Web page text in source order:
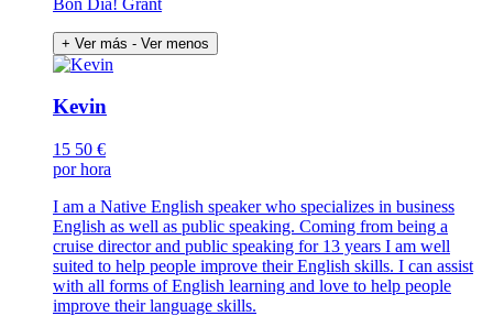
+ Ver más - Ver menos
Kevin
15 50 €
por hora
I am a Native English speaker who specializes in business
English as well as public speaking. Coming from being a
cruise director and public speaking for 13 years I am well
suited to help people improve their English skills. I can assist
with all forms of English learning and love to help people
improve their language skills.